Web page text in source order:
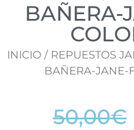
BAÑERA-
INICIO / REPUESTOS
BAÑERA-JANE-
50,00€